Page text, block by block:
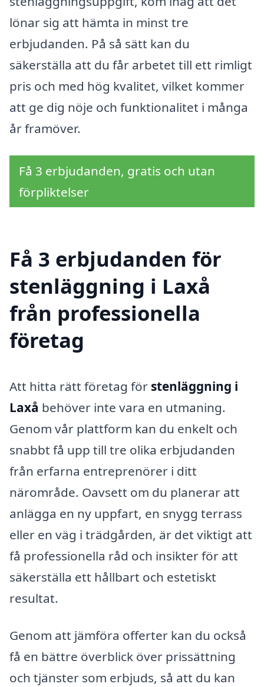
lönar sig att hämta in minst tre
erbjudanden. På så sätt kan du
säkerställa att du får arbetet till ett rimligt
pris och med hög kvalitet, vilket kommer
att ge dig nöje och funktionalitet i många
år framöver.
Få 3 erbjudanden, gratis och utan
förpliktelser
Få 3 erbjudanden för
stenläggning i Laxå
från professionella
företag
Att hitta rätt företag för stenläggning i
Laxå behöver inte vara en utmaning.
Genom vår plattform kan du enkelt och
snabbt få upp till tre olika erbjudanden
från erfarna entreprenörer i ditt
närområde. Oavsett om du planerar att
anlägga en ny uppfart, en snygg terrass
eller en väg i trädgården, är det viktigt att
få professionella råd och insikter för att
säkerställa ett hållbart och estetiskt
resultat.
Genom att jämföra offerter kan du också
få en bättre överblick över prissättning
och tjänster som erbjuds, så att du kan